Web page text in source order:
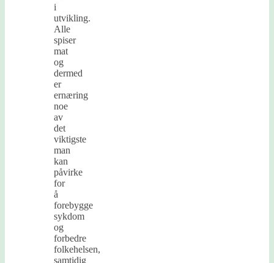
i
utvikling.
Alle
spiser
mat
og
dermed
er
ernæring
noe
av
det
viktigste
man
kan
påvirke
for
å
forebygge
sykdom
og
forbedre
folkehelsen,
samtidig